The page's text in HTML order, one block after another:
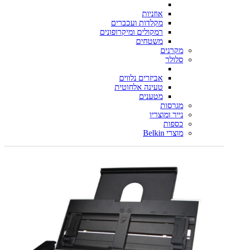
אוזניות
מקלדות ועכברים
רמקולים ומיקרופונים
משטחים
מקרנים
סלולר
אביזרים נלווים
טעינה אלחוטית
מטענים
מגרסות
נייר ומוצריו
כספות
מוצרי Belkin